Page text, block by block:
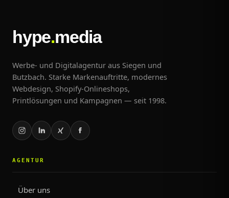
hype.media
Werbe- und Digitalagentur aus Siegen und
Butzbach. Starke Markenauftritte, modernes
Webdesign, Shopify-Onlineshops,
Printlösungen und Kampagnen — seit 1998.
AGENTUR
Über uns